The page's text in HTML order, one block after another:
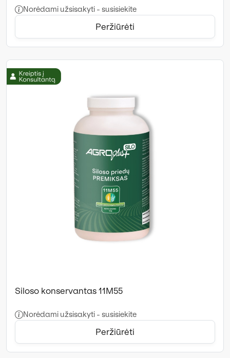
Norėdami užsisakyti - susisiekite
Peržiūrėti
Siloso konservantas 11M55
Norėdami užsisakyti - susisiekite
Peržiūrėti